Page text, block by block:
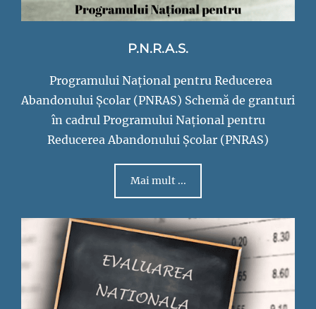
P.N.R.A.S.
Programului Național pentru Reducerea
Abandonului Școlar (PNRAS) Schemă de granturi
în cadrul Programului Național pentru
Reducerea Abandonului Școlar (PNRAS)
Mai mult ...